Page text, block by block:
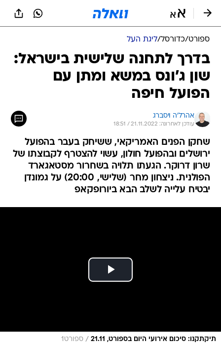
ספורט/כדורסל/ליגת העל
בדרך לתחנה שלישית בישראל:
שון ג'ונס במשא ומתן עם
הפועל חיפה
אהרל'ה ויסברג
עודכן לאחרונה: 21.11.2022 / 18:51
שחקן הפנים האמריקאי, ששיחק בעבר בהפועל
ירושלים ובהפועל חולון, עשוי להצטרף לקבוצתו של
שרון דרוקר. הגעתו תלויה בשחרור מסטאגארד
הפולנית. ניצחון מחר (שלישי, 20:00) על גמונדן
יבטיח עלייה לשלב הבא ביורופקאפ
תיקתקנו: סיכום אירועי היום בספורט, 21.11 / ספורט1